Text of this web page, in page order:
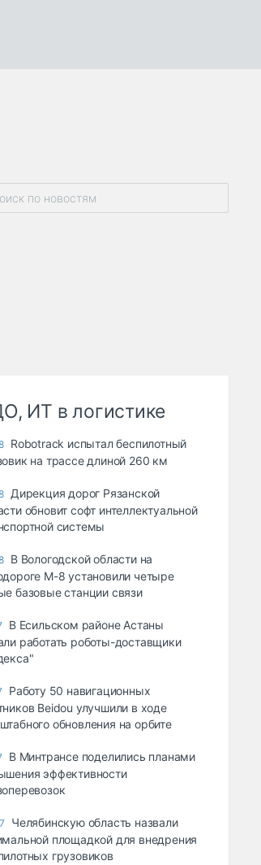
ИТ в логистике
Robotrack испытал беспилотный
на трассе длиной 260 км
Дирекция дорог Рязанской
обновит софт интеллектуальной
системы
В Вологодской области на
М-8 установили четыре
базовые станции связи
В Есильском районе Астаны
работать роботы-доставщики
Работу 50 навигационных
Beidou улучшили в ходе
обновления на орбите
В Минтрансе поделились планами
эффективности
Челябинскую область назвали
площадкой для внедрения
грузовиков